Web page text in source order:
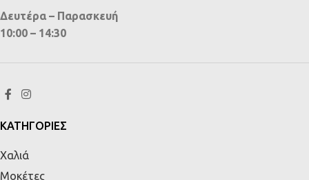
Δευτέρα – Παρασκευή
10:00 – 14:30
ΚΑΤΗΓΟΡΙΕΣ
Χαλιά
Μοκέτες